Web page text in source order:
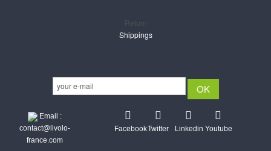
Return
Shippings
Email :
contact@livolo-
france.com
FacebookTwitter Linkedin Youtube